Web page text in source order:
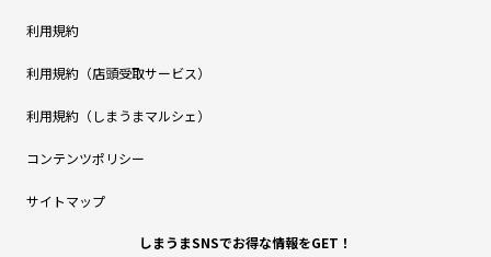
利用規約
利用規約（店頭受取サービス）
利用規約（しまうまマルシェ）
コンテンツポリシー
サイトマップ
しまうまSNSでお得な情報をGET！